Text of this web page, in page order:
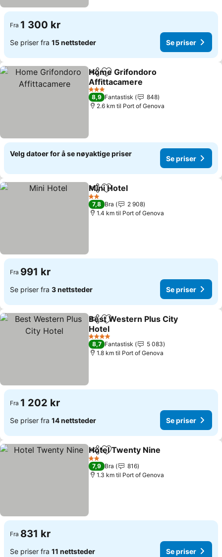
Fra 1 300 kr
Se priser fra 15 nettsteder Se priser
Del Legg til i favoritter
Home Grifondoro
Affittacamere
3 Stjerner
8,9 Fantastisk
848
2.6 km til Port of Genova
Velg datoer for å se nøyaktige priser
Se priser
Del Legg til i favoritter
Mini Hotel
2 Stjerner
7,8 Bra
2 908
1.4 km til Port of Genova
Fra 991 kr
Se priser fra 3 nettsteder Se priser
Del Legg til i favoritter
Best Western Plus City
Hotel
4 Stjerner
8,7 Fantastisk
5 083
1.8 km til Port of Genova
Fra 1 202 kr
Se priser fra 14 nettsteder Se priser
Del Legg til i favoritter
Hotel Twenty Nine
2 Stjerner
7,9 Bra
816
1.3 km til Port of Genova
Fra 831 kr
Se priser fra 11 nettsteder Se priser